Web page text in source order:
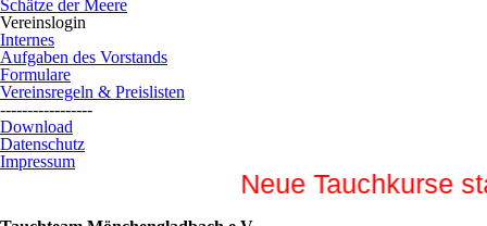
Schätze der Meere
Vereinslogin
Internes
Aufgaben des Vorstands
Formulare
Vereinsregeln & Preislisten
-----------------
Download
Datenschutz
Impressum
Neue Tauchkurse